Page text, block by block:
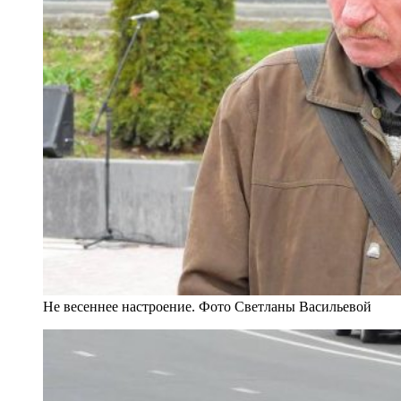
Не весеннее настроение. Фото Светланы Васильевой